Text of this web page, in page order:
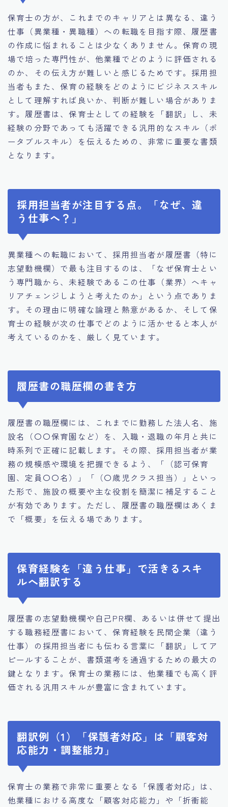
保育士の方が、これまでのキャリアとは異なる、違う
仕事（異業種・異職種）への転職を目指す際、履歴書
の作成に悩まれることは少なくありません。保育の現
場で培った専門性が、他業種でどのように評価される
のか、その伝え方が難しいと感じるためです。採用担
当者もまた、保育の経験をどのようにビジネススキル
として理解すれば良いか、判断が難しい場合がありま
す。履歴書は、保育士としての経験を「翻訳」し、未
経験の分野であっても活躍できる汎用的なスキル（ポ
ータブルスキル）を伝えるための、非常に重要な書類
となります。
採用担当者が注目する点。「なぜ、違
う仕事へ？」
異業種への転職において、採用担当者が履歴書（特に
志望動機欄）で最も注目するのは、「なぜ保育士とい
う専門職から、未経験であるこの仕事（業界）へキャ
リアチェンジしようと考えたのか」という点でありま
す。その理由に明確な論理と熱意があるか、そして保
育士の経験が次の仕事でどのように活かせると本人が
考えているのかを、厳しく見ています。
履歴書の職歴欄の書き方
履歴書の職歴欄には、これまでに勤務した法人名、施
設名（〇〇保育園など）を、入職・退職の年月と共に
時系列で正確に記載します。その際、採用担当者が業
務の規模感や環境を把握できるよう、「（認可保育
園、定員〇〇名）」「（〇歳児クラス担当）」といっ
た形で、施設の概要や主な役割を簡潔に補足すること
が有効であります。ただし、履歴書の職歴欄はあくま
で「概要」を伝える場であります。
保育経験を「違う仕事」で活きるスキ
ルへ翻訳する
履歴書の志望動機欄や自己PR欄、あるいは併せて提出
する職務経歴書において、保育経験を民間企業（違う
仕事）の採用担当者にも伝わる言葉に「翻訳」してア
ピールすることが、書類選考を通過するための最大の
鍵となります。保育士の業務には、他業種でも高く評
価される汎用スキルが豊富に含まれています。
翻訳例（1）「保護者対応」は「顧客対
応能力・調整能力」
保育士の業務で非常に重要となる「保護者対応」は、
他業種における高度な「顧客対応能力」や「折衝能